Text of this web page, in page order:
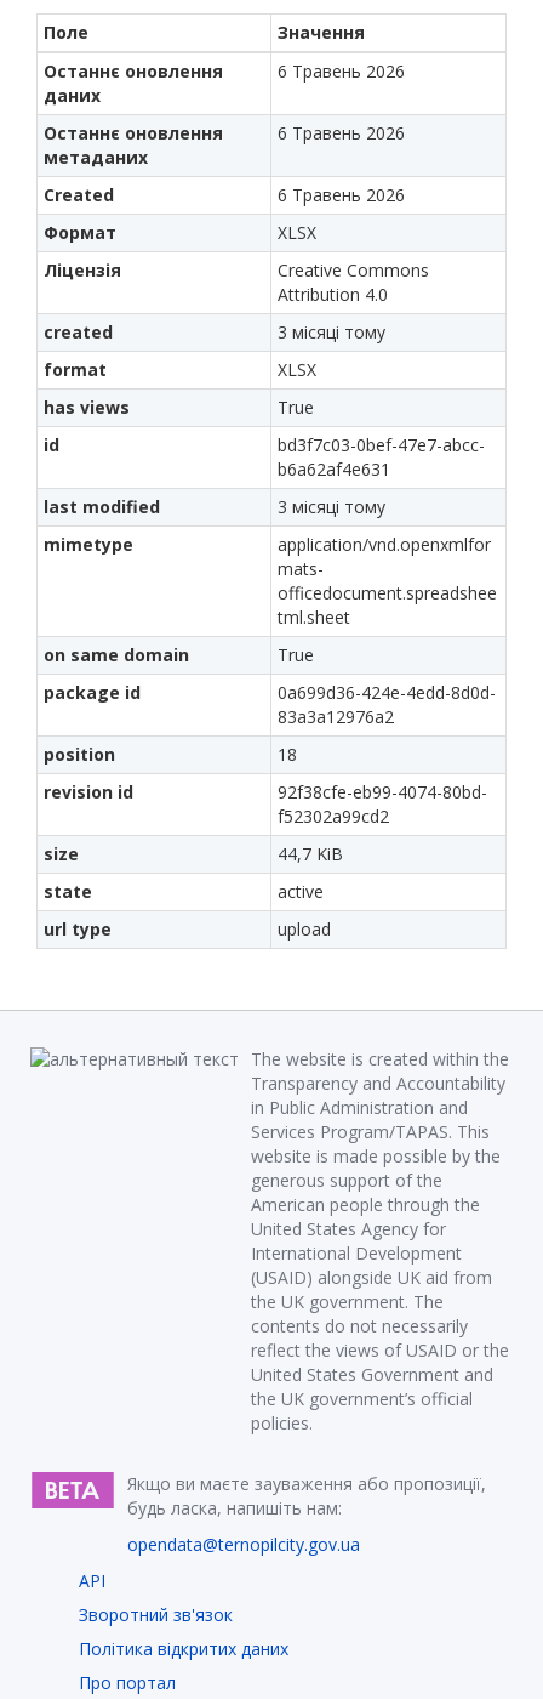
Поле
Значення
Останнє оновлення
даних
6 Травень 2026
Останнє оновлення
метаданих
6 Травень 2026
Created
6 Травень 2026
Формат
XLSX
Ліцензія
Creative Commons
Attribution 4.0
created
3 місяці тому
format
XLSX
has views
True
id
bd3f7c03-0bef-47e7-abcc-
b6a62af4e631
last modified
3 місяці тому
mimetype
application/vnd.openxmlfor
mats-
officedocument.spreadshee
tml.sheet
on same domain
True
package id
0a699d36-424e-4edd-8d0d-
83a3a12976a2
position
18
revision id
92f38cfe-eb99-4074-80bd-
f52302a99cd2
size
44,7 KiB
state
active
url type
upload
The website is created within the
Transparency and Accountability
in Public Administration and
Services Program/TAPAS. This
website is made possible by the
generous support of the
American people through the
United States Agency for
International Development
(USAID) alongside UK aid from
the UK government. The
contents do not necessarily
reflect the views of USAID or the
United States Government and
the UK government’s official
policies.
Якщо ви маєте зауваження або пропозиції,
будь ласка, напишіть нам:
opendata@ternopilcity.gov.ua
API
Зворотний зв'язок
Політика відкритих даних
Про портал